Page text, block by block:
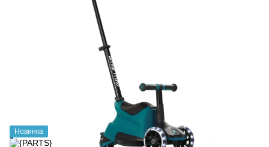
Новинка